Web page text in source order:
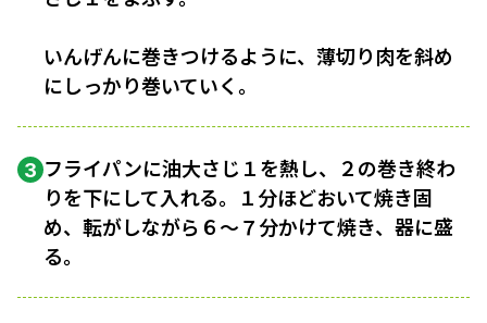
いんげんに巻きつけるように、薄切り肉を斜め
にしっかり巻いていく。
3 フライパンに油大さじ１を熱し、２の巻き終わ
りを下にして入れる。１分ほどおいて焼き固
め、転がしながら６〜７分かけて焼き、器に盛
る。